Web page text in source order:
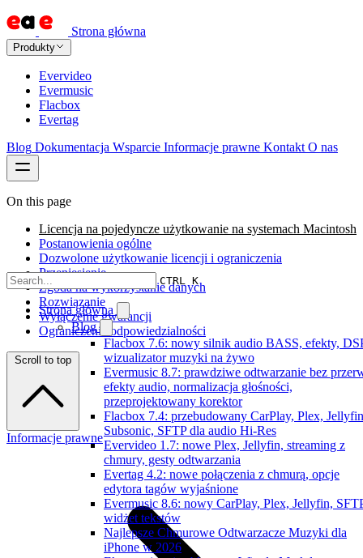
Strona główna
Produkty
Evervideo
Evermusic
Flacbox
Evertag
Blog Dokumentacja Wsparcie Informacje prawne Kontakt O nas
CTRL K
Strona główna
Blog
Flacbox 7.6: nowy silnik audio BASS, efekty,
wizualizator muzyki na żywo
Evermusic 8.7: prawdziwe odtwarzanie bez
efekty audio, normalizacja głośności,
przeprojektowany korektor
Flacbox 7.4: przebudowany CarPlay, Plex,
Subsonic, SFTP dla audio Hi-Res
Evervideo 1.7: nowe Plex, Jellyfin, streaming z
chmury, gesty odtwarzania
Evertag 4.2: nowe połączenia z chmurą, opcje
edytora tagów wyjaśnione
Evermusic 8.6: nowy CarPlay, Plex, Jellyfin,
widżet tekstów
Najlepsze Chmurowe Odtwarzacze Muzyki dla
iPhone w 2026
On this page
Licencja na pojedyncze użytkowanie na systemach Macintosh
Postanowienia ogólne
Dozwolone użytkowanie licencji i ograniczenia
Przeniesienie
Zgoda na wykorzystanie danych
Rozwiązanie
Wyłączenie gwarancji
Ograniczenie odpowiedzialności
Scroll to top
Informacje prawne